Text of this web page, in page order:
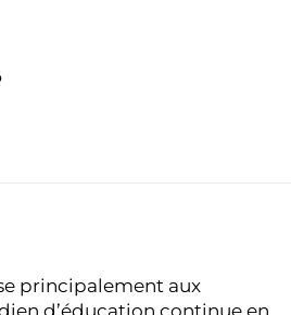
principalement aux